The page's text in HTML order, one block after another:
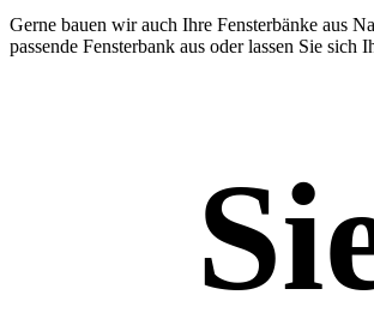
Gerne bauen wir auch Ihre Fensterbänke aus
passende Fensterbank aus oder lassen Sie